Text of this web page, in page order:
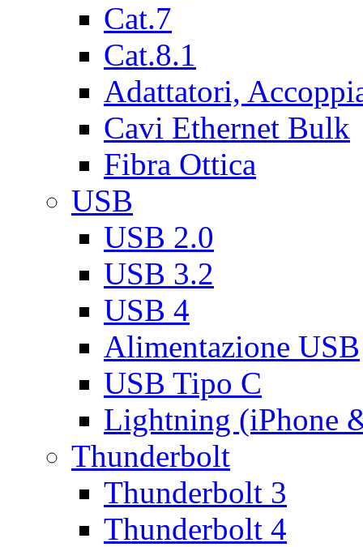
Cat.7
Cat.8.1
Adattatori,
Cavi Ethernet Bulk
Fibra Ottica
USB
USB 2.0
USB 3.2
USB 4
Alimentazione USB
USB Tipo C
Lightning (iPhone
Thunderbolt
Thunderbolt 3
Thunderbolt 4